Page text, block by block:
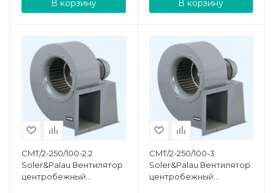
В корзину В корзину
CMT/2-250/100-2.2
Soler&Palau Вентилятор
центробежный
CMT/2-250/100-3
Soler&Palau Вентилятор
центробежный